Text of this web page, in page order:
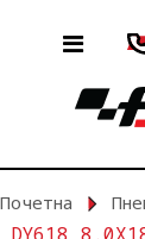
Почетна